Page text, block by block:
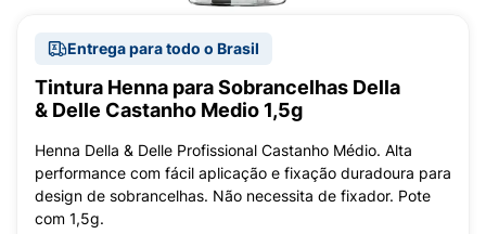
Entrega para todo o Brasil
Tintura Henna para Sobrancelhas Della
& Delle Castanho Medio 1,5g
Henna Della & Delle Profissional Castanho Médio. Alta
performance com fácil aplicação e fixação duradoura para
design de sobrancelhas. Não necessita de fixador. Pote
com 1,5g.